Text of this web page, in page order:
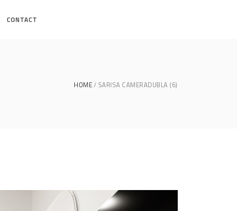
CONTACT
HOME SARISA CAMERADUBLA (6)